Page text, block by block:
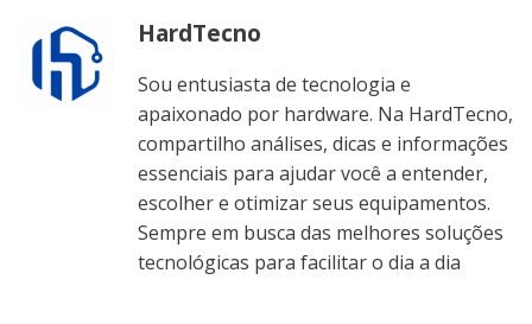
HardTecno
Sou entusiasta de tecnologia e
apaixonado por hardware. Na HardTecno,
compartilho análises, dicas e informações
essenciais para ajudar você a entender,
escolher e otimizar seus equipamentos.
Sempre em busca das melhores soluções
tecnológicas para facilitar o dia a dia